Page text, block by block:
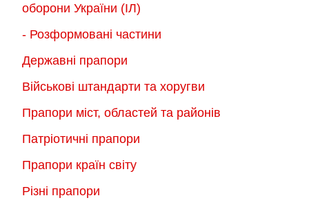
оборони України (ІЛ)
- Розформовані частини
Державні прапори
Військові штандарти та хоругви
Прапори міст, областей та районів
Патріотичні прапори
Прапори країн світу
Різні прапори